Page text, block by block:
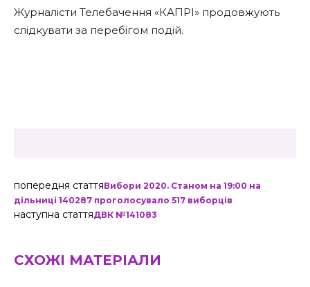
Журналісти Телебачення «КАПРІ» продовжують
слідкувати за перебігом подій.
попередня статтяВибори 2020. Станом на 19:00 на
дільниці 140287 проголосувало 517 виборців
наступна статтяДВК №141083
СХОЖІ МАТЕРІАЛИ